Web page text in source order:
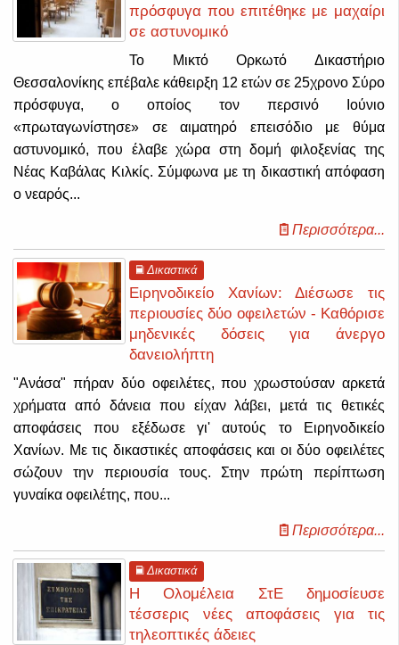
πρόσφυγα που επιτέθηκε με μαχαίρι
σε αστυνομικό
Το Μικτό Ορκωτό Δικαστήριο
Θεσσαλονίκης επέβαλε κάθειρξη 12 ετών σε 25χρονο Σύρο
πρόσφυγα, ο οποίος τον περσινό Ιούνιο
«πρωταγωνίστησε» σε αιματηρό επεισόδιο με θύμα
αστυνομικό, που έλαβε χώρα στη δομή φιλοξενίας της
Νέας Καβάλας Κιλκίς. Σύμφωνα με τη δικαστική απόφαση
ο νεαρός...
Περισσότερα...
Δικαστικά
Ειρηνοδικείο Χανίων: Διέσωσε τις
περιουσίες δύο οφειλετών - Καθόρισε
μηδενικές δόσεις για άνεργο
δανειολήπτη
"Ανάσα" πήραν δύο οφειλέτες, που χρωστούσαν αρκετά
χρήματα από δάνεια που είχαν λάβει, μετά τις θετικές
αποφάσεις που εξέδωσε γι' αυτούς το Ειρηνοδικείο
Χανίων. Με τις δικαστικές αποφάσεις και οι δύο οφειλέτες
σώζουν την περιουσία τους. Στην πρώτη περίπτωση
γυναίκα οφειλέτης, που...
Περισσότερα...
Δικαστικά
Η Ολομέλεια ΣτΕ δημοσίευσε
τέσσερις νέες αποφάσεις για τις
τηλεοπτικές άδειες